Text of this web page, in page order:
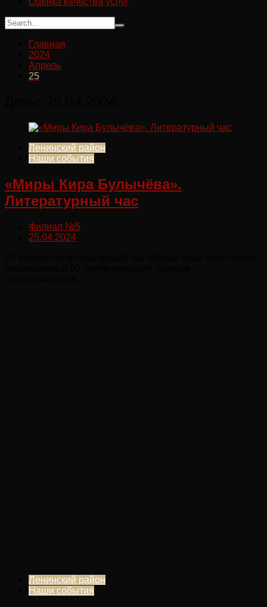
Главная
2024
Апрель
25
Ленинский район
Наши события
«Миры Кира Булычёва».
Литературный час
Филиал №5
25.04.2024
Ленинский район
Наши события